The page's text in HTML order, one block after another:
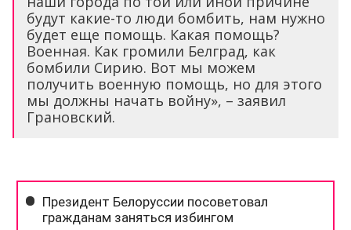
будут какие-то люди бомбить, нам нужно
будет еще помощь. Какая помощь?
Военная. Как громили Белград, как
бомбили Сирию. Вот мы можем
получить военную помощь, но для этого
мы должны начать войну», – заявил
Грановский.